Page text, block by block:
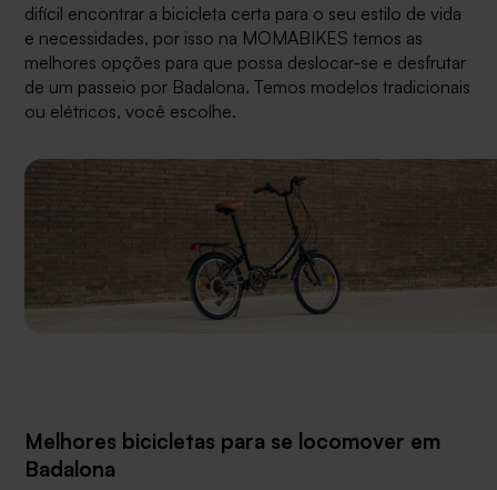
difícil encontrar a bicicleta certa para o seu estilo de vida
e necessidades, por isso na MOMABIKES temos as
melhores opções para que possa deslocar-se e desfrutar
de um passeio por Badalona. Temos modelos tradicionais
ou elétricos, você escolhe.
Melhores bicicletas para se locomover em
Badalona